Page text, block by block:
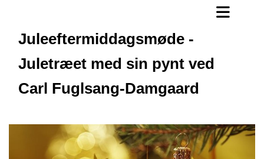
Juleeftermiddagsmøde -
Juletræet med sin pynt ved
Carl Fuglsang-Damgaard